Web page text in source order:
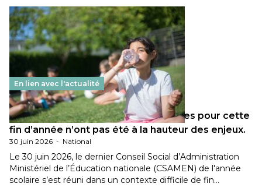
En lien avec l'actualité
Les décisions ministérielles attendues pour cette
fin d’année n’ont pas été à la hauteur des enjeux.
30 juin 2026 - National
Le 30 juin 2026, le dernier Conseil Social d’Administration
Ministériel de l’Éducation nationale (CSAMEN) de l'année
scolaire s’est réuni dans un contexte difficile de fin…